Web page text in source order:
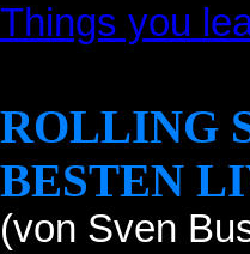
Things you
ROLLING
BESTEN
(von Sven